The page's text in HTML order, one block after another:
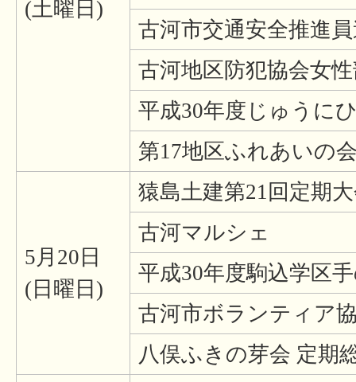
(土曜日)
古河市交通安全推進
古河地区防犯協会女
平成30年度じゅうに
第17地区ふれあいの
5月20日
(日曜日)
猿島土建第21回定期
古河マルシェ
平成30年度駒込学区
古河市ボランティア
八俣ふきの芽会 定期